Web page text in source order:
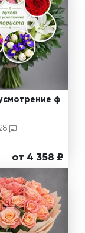
ф
от 4 358 ₽